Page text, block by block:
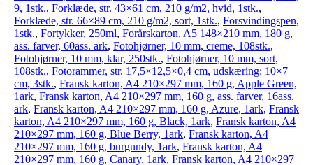
9, 1stk., Forklæde, str. 43×61 cm, 210 g/m2, hvid, 1stk.,
Forklæde, str. 66×89 cm, 210 g/m2, sort, 1stk., Forsvindingspen,
1stk., Fortykker, 250ml, Forårskarton, A5 148×210 mm, 180 g,
ass. farver, 60ass. ark, Fotohjørner, 10 mm, creme, 108stk.,
Fotohjørner, 10 mm, klar, 250stk., Fotohjørner, 10 mm, sort,
108stk., Fotorammer, str. 17,5×12,5×0,4 cm, udskæring: 10×7
cm, 3stk., Fransk karton, A4 210×297 mm, 160 g, Apple Green,
1ark, Fransk karton, A4 210×297 mm, 160 g, ass. farver, 16ass.
ark, Fransk karton, A4 210×297 mm, 160 g, Azure, 1ark, Fransk
karton, A4 210×297 mm, 160 g, Black, 1ark, Fransk karton, A4
210×297 mm, 160 g, Blue Berry, 1ark, Fransk karton, A4
210×297 mm, 160 g, burgundy, 1ark, Fransk karton, A4
210×297 mm, 160 g, Canary, 1ark, Fransk karton, A4 210×297